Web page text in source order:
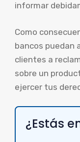
informar
Como
bancos puedan
clientes a
sobre un
ejercer tus
¿Estás